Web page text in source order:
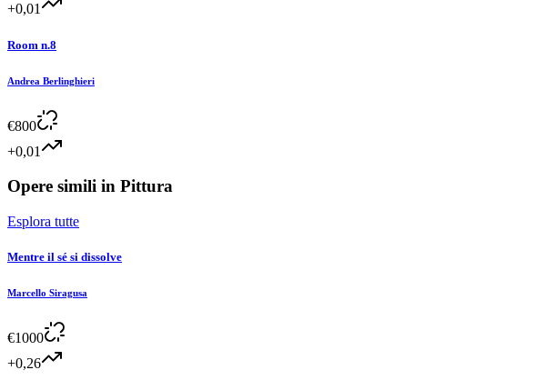
+0,01
Room n.8
Andrea Berlinghieri
€800
+0,01
Opere simili in Pittura
Esplora tutte
Mentre il sé si dissolve
Marcello Siragusa
€1000
+0,26